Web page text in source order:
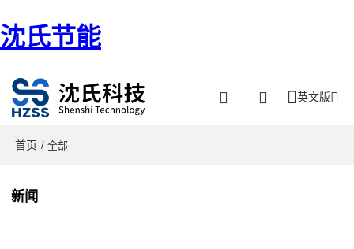
沈氏节能
英文版
首页 / 全部
新闻